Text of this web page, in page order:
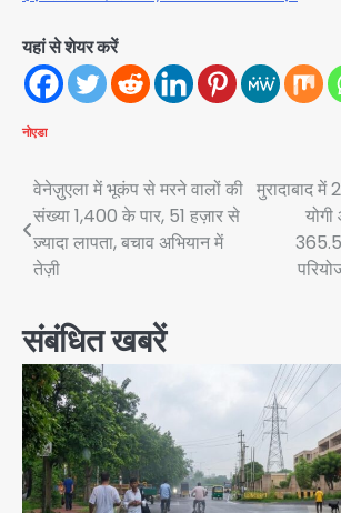
यहां से शेयर करें
नोएडा
Post
navigation
वेनेज़ुएला में भूकंप से मरने वालों की
संख्या 1,400 के पार, 51 हज़ार से
ज़्यादा लापता, बचाव अभियान में
तेज़ी
मुरादाबाद
संबंधित खबरें